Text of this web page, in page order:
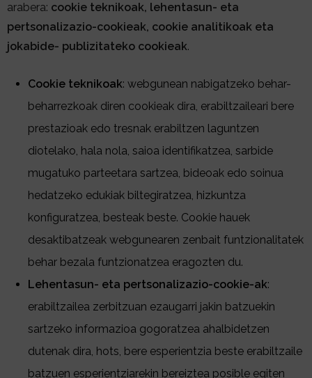
arabera: cookie teknikoak, lehentasun- eta
pertsonalizazio-cookieak, cookie analitikoak eta
jokabide- publizitateko cookieak.
Cookie teknikoak: webgunean nabigatzeko behar-
beharrezkoak diren cookieak dira, erabiltzaileari bere
prestazioak edo tresnak erabiltzen laguntzen
diotelako, hala nola, saioa identifikatzea, sarbide
mugatuko parteetara sartzea, bideoak edo soinua
hedatzeko edukiak biltegiratzea, hizkuntza
konfiguratzea, besteak beste. Cookie hauek
desaktibatzeak webgunearen zenbait funtzionalitatek
behar bezala funtzionatzea eragozten du.
Lehentasun- eta pertsonalizazio-cookie-ak:
erabiltzailea zerbitzuan ezaugarri jakin batzuekin
sartzeko informazioa gogoratzea ahalbidetzen
dutenak dira, hots, bere esperientzia beste erabiltzaile
batzuen esperientziarekin bereiztea posible egiten